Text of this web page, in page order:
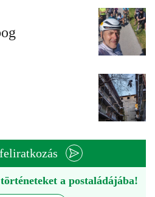
a postaládájába!